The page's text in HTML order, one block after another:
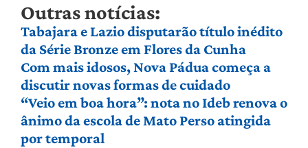
Outras notícias:
Tabajara e Lazio disputarão título inédito
da Série Bronze em Flores da Cunha
Com mais idosos, Nova Pádua começa a
discutir novas formas de cuidado
“Veio em boa hora”: nota no Ideb renova o
ânimo da escola de Mato Perso atingida
por temporal